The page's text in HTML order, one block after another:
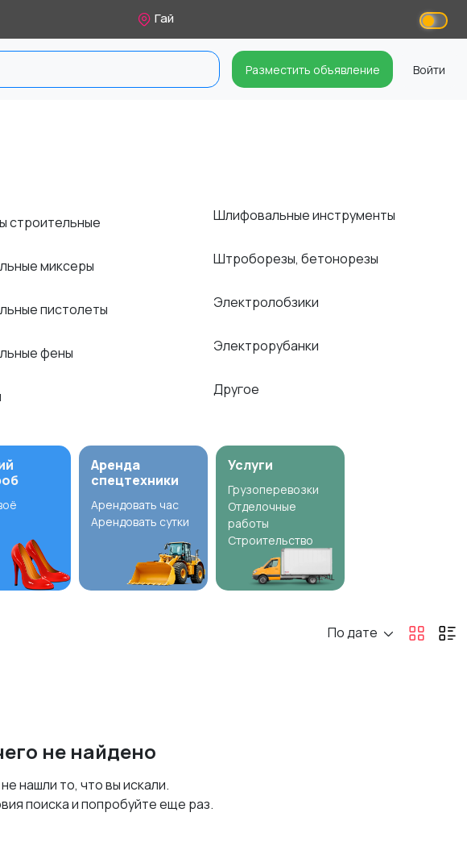
Гай
Разместить объявление Войти
строительные
миксеры
пистолеты
фены
Шлифовальные инструменты
Штроборезы, бетонорезы
Электролобзики
Электрорубанки
Другое
Аренда
спецтехники
Арендовать час
Арендовать сутки
Услуги
Грузоперевозки
Отделочные
работы
Строительство
По дате
не найдено
нашли то, что вы искали.
поиска и попробуйте еще раз.